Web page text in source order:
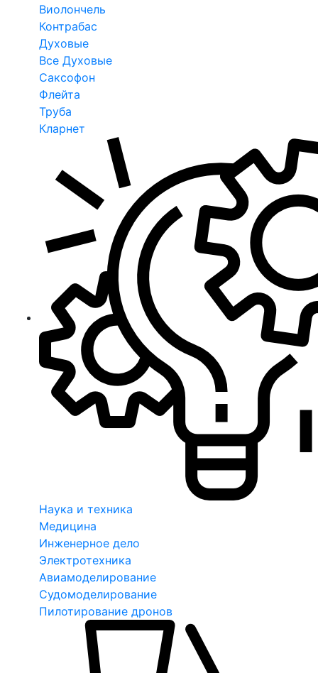
Виолончель
Контрабас
Духовые
Все Духовые
Саксофон
Флейта
Труба
Кларнет
Наука и техника
Медицина
Инженерное дело
Электротехника
Авиамоделирование
Судомоделирование
Пилотирование дронов